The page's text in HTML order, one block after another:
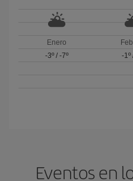
Enero
-3º/ -7º
-1º
Eventos en